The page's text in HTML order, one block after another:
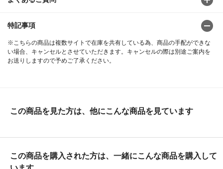
特記事項
※こちらの商品は複数サイトで在庫を共有している為、商品の手配ができな
い場合、キャンセルとさせていただきます。キャンセルの際は別途ご案内を
お送りしますので予めご了承ください。
この商品を見た方は、他にこんな商品を見ています
この商品を購入された方は、一緒にこんな商品を購入して